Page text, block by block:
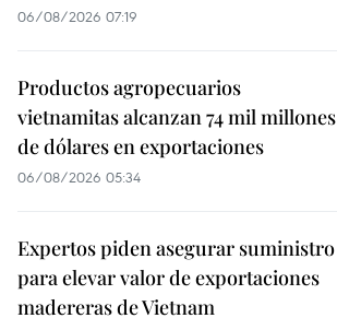
06/08/2026 07:19
Productos agropecuarios
vietnamitas alcanzan 74 mil millones
de dólares en exportaciones
06/08/2026 05:34
Expertos piden asegurar suministro
para elevar valor de exportaciones
madereras de Vietnam